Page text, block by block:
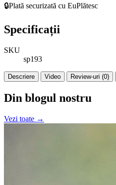
🔒Plată securizată cu EuPlătesc
Specificații
SKU
sp193
Descriere Video Review-uri (0)
Din blogul nostru
Vezi toate →